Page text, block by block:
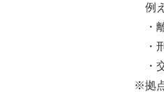
例
・
・
・
※拠